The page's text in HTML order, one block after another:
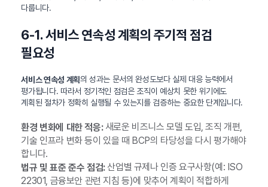
다룹니다.
6-1. 서비스 연속성 계획의 주기적 점검
필요성
서비스 연속성 계획의 성과는 문서의 완성도보다 실제 대응 능력에서
평가됩니다. 따라서 정기적인 점검은 조직이 예상치 못한 위기에도
계획된 절차가 정확히 실행될 수 있는지를 검증하는 중요한 단계입니다.
환경 변화에 대한 적응:새로운 비즈니스 모델 도입, 조직 개편,
기술 인프라 변화 등이 있을 때 BCP의 타당성을 다시 평가해야
합니다.
법규 및 표준 준수 점검:산업별 규제나 인증 요구사항(예: ISO
22301, 금융보안 관련 지침 등)에 맞추어 계획이 적합하게